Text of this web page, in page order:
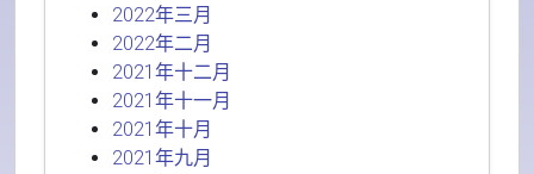
2022年三月
2022年二月
2021年十二月
2021年十一月
2021年十月
2021年九月